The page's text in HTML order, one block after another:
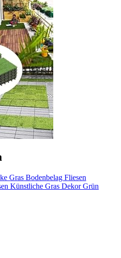
Gras Bodenbelag Fliesen
Künstliche Gras Dekor Grün